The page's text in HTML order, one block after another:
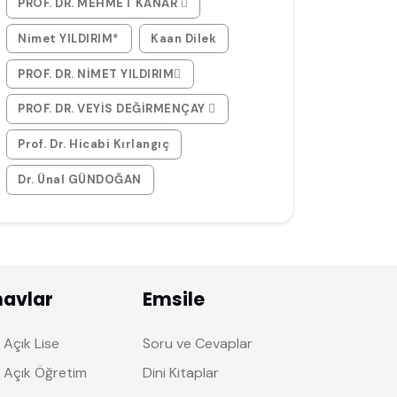
PROF. DR. MEHMET KANAR 
Nimet YILDIRIM* Kaan Dilek
PROF. DR. NİMET YILDIRIM
PROF. DR. VEYİS DEĞİRMENÇAY 
Prof. Dr. Hicabi Kırlangıç
Dr. Ünal GÜNDOĞAN
Lise
Açık Öğretim
Emsile
Soru ve Cevaplar
Dini Kitaplar